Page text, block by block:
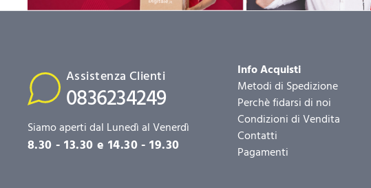
Assistenza Clienti
0836234249
Siamo aperti dal Lunedì al Venerdì
8.30 - 13.30 e 14.30 - 19.30
Info Acquisti
Metodi di Spedizione
Perchè fidarsi di noi
Condizioni di Vendita
Contatti
Pagamenti